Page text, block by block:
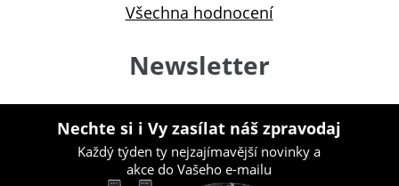
Všechna hodnocení
Newsletter
Nechte si i Vy zasílat náš zpravodaj
Každý týden ty nejzajímavější novinky a
akce do Vašeho e-mailu